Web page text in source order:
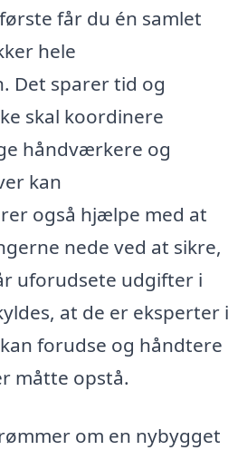
får du én samlet
hele
Det sparer tid og
skal koordinere
håndværkere og
kan
også hjælpe med at
nede ved at sikre,
uforudsete udgifter i
at de er eksperter i
forudse og håndtere
måtte opstå.
om en nybygget